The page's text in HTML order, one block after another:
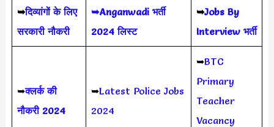
➥दिव्यांगों के लिए
सरकारी नौकरी
➥Anganwadi भर्ती
2024 लिस्ट
➥Jobs By
Interview भर्ती
➥क्लर्क की
नौकरी 2024
➥Latest Police Jobs
2024
➥BTC
Primary
Teacher
Vacancy